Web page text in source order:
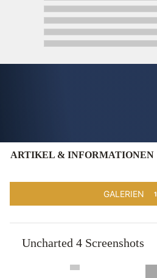
ARTIKEL & INFORMATIONEN
Uncharted 4 Screenshots
GALERIEN 1